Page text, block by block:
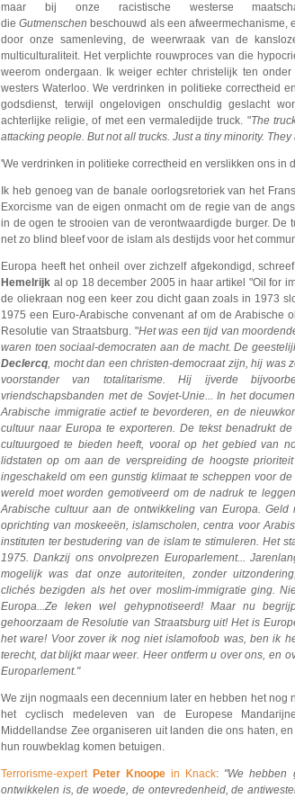
maar bij onze racistische westerse
die Gutmenschen beschouwd als een afweermechanisme,
door onze samenleving, de weerwraak van de
multiculturaliteit. Het verplichte rouwproces van die
weerom ondergaan. Ik weiger echter christelijk ten
westers Waterloo. We verdrinken in politieke correctheid
godsdienst, terwijl ongelovigen onschuldig geslacht
achterlijke religie, of met een vermaledijde truck. "The
attacking people. But not all trucks. Just a tiny minority.
'We verdrinken in politieke correctheid en verslikken ons in
Ik heb genoeg van de banale oorlogsretoriek van het
Exorcisme van de eigen onmacht om de regie van de
in de ogen te strooien van de verontwaardigde burger. De
net zo blind bleef voor de islam als destijds voor het
Europa heeft het onheil over zichzelf afgekondigd,
Hemelrijk al op 18 december 2005 in haar artikel "Oil for
de oliekraan nog een keer zou dicht gaan zoals in 1973
1975 een Euro-Arabische convenant af om de Arabische
Resolutie van Straatsburg. "Het was een tijd van
waren toen sociaal-democraten aan de macht. De
Declercq, mocht dan een christen-democraat zijn, hij was
voorstander van totalitarisme. Hij ijverde
vriendschapsbanden met de Sovjet-Unie... In het
Arabische immigratie actief te bevorderen, en de
cultuur naar Europa te exporteren. De tekst benadrukt
cultuurgoed te bieden heeft, vooral op het gebied van
lidstaten op om aan de verspreiding de hoogste
ingeschakeld om een gunstig klimaat te scheppen voor
wereld moet worden gemotiveerd om de nadruk te
Arabische cultuur aan de ontwikkeling van Europa.
oprichting van moskeeën, islamscholen, centra voor
instituten ter bestudering van de islam te stimuleren. Het
1975. Dankzij ons onvolprezen Europarlement...
mogelijk was dat onze autoriteiten, zonder
clichés bezigden als het over moslim-immigratie ging.
Europa...Ze leken wel gehypnotiseerd! Maar nu
gehoorzaam de Resolutie van Straatsburg uit! Het is
het ware! Voor zover ik nog niet islamofoob was, ben ik
terecht, dat blijkt maar weer. Heer ontferm u over ons, en
Europarlement."
We zijn nogmaals een decennium later en hebben het nog
het cyclisch medeleven van de Europese
Middellandse Zee organiseren uit landen die ons haten,
hun rouwbeklag komen betuigen.
Terrorisme-expert Peter Knoope in Knack: "We hebben
ontwikkelen is, de woede, de ontevredenheid, de